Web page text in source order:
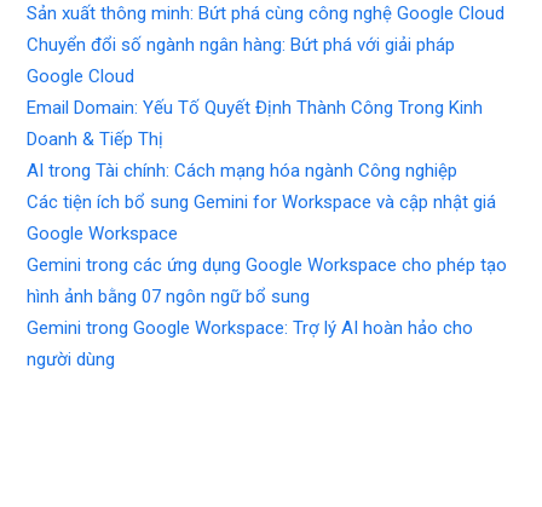
Sản xuất thông minh: Bứt phá cùng công nghệ Google Cloud
Chuyển đổi số ngành ngân hàng: Bứt phá với giải pháp
Google Cloud
Email Domain: Yếu Tố Quyết Định Thành Công Trong Kinh
Doanh & Tiếp Thị
AI trong Tài chính: Cách mạng hóa ngành Công nghiệp
Các tiện ích bổ sung Gemini for Workspace và cập nhật giá
Google Workspace
Gemini trong các ứng dụng Google Workspace cho phép tạo
hình ảnh bằng 07 ngôn ngữ bổ sung
Gemini trong Google Workspace: Trợ lý AI hoàn hảo cho
người dùng